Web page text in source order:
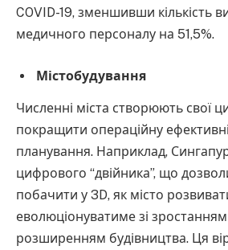
COVID-19, зменшивши кількість
медичного персоналу на 51,5%.
Містобудування
Численні міста створюють свої
покращити операційну
планування. Наприклад,
цифрового “двійника”, що
побачити у 3D, як місто
еволюціонуватиме зі
розширенням будівництва. Ця